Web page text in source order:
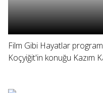
Film Gibi Hayatlar
Koçyiğit'in konuğu Kazım